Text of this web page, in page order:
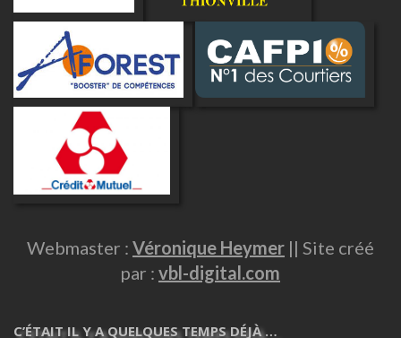
Webmaster : Véronique Heymer || Site créé
par : vbl-digital.com
C’ÉTAIT IL Y A QUELQUES TEMPS DÉJÀ …